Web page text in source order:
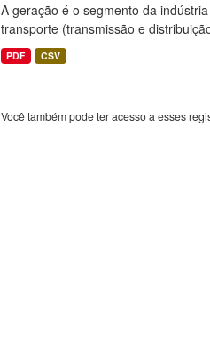
A geração é o segmento da
transporte (transmissão e
PDF CSV
Você também pode ter acesso a esses